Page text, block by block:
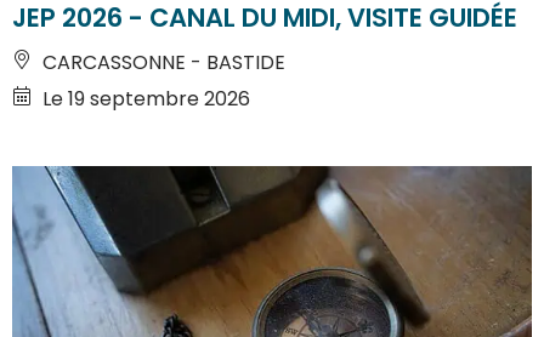
JEP 2026 - CANAL DU MIDI, VISITE GUIDÉE
CARCASSONNE - BASTIDE
Le 19 septembre 2026